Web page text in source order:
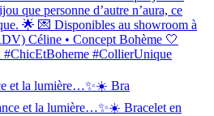
et la lumière…✨☀️ Bra